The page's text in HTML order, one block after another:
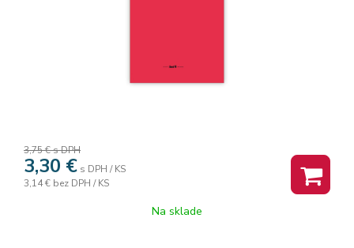
3,75 €s DPH
3,30 € s DPH / KS
3,14 € bez DPH / KS
Na sklade